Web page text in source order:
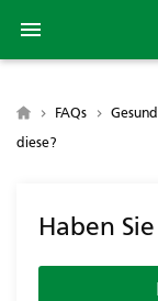

FAQs
diese?
Haben